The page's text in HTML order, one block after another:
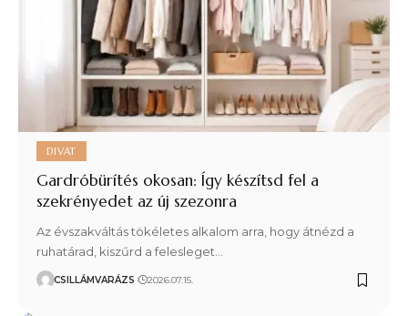
DIVAT
Gardróbürítés okosan: Így készítsd fel a
szekrényedet az új szezonra
Az évszakváltás tökéletes alkalom arra, hogy átnézd a
ruhatárad, kiszűrd a felesleget…
CSILLÁMVARÁZS 2026.07.15.